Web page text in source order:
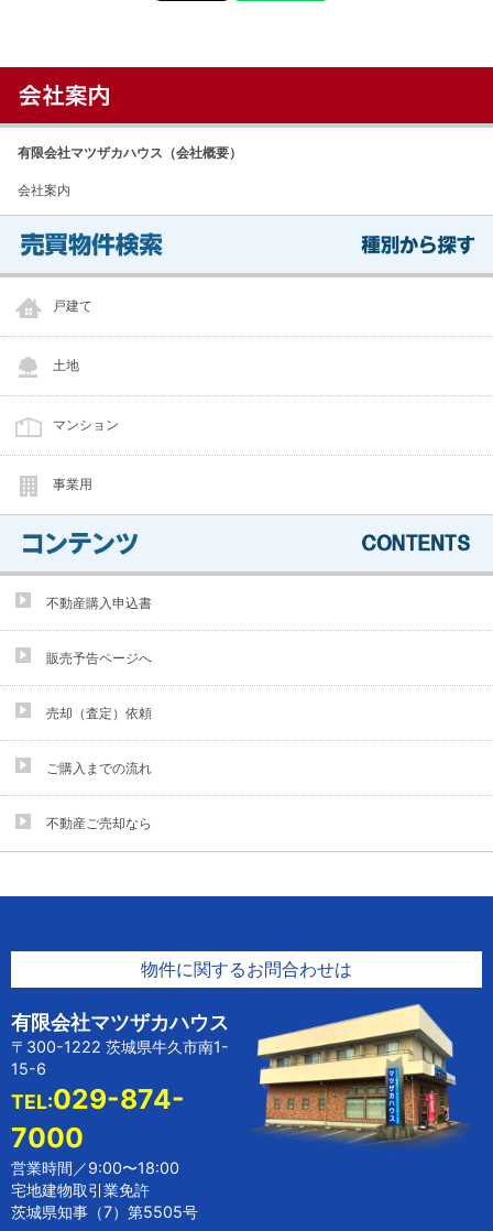
有限会社マツザカハウス（会社概要）
会社案内
戸建て
土地
マンション
事業用
不動産購入申込書
販売予告ページへ
売却（査定）依頼
ご購入までの流れ
不動産ご売却なら
物件に関するお問合わせは
有限会社マツザカハウス
〒300-1222 茨城県牛久市南1-
15-6
TEL:029-874-
7000
営業時間／9:00〜18:00
宅地建物取引業免許
茨城県知事（7）第5505号